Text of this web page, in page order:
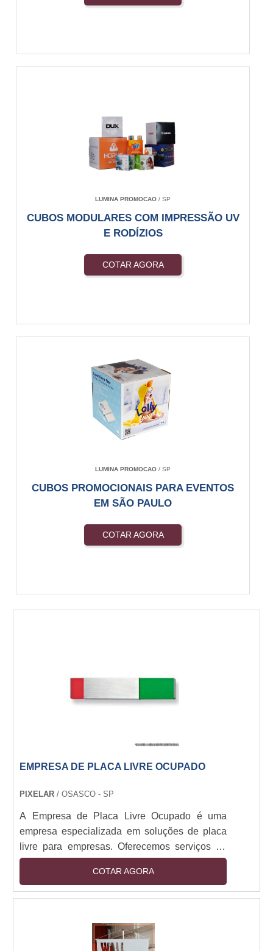
LUMINA PROMOCAO / SP
CUBOS MODULARES COM IMPRESSÃO UV
E RODÍZIOS
COTAR AGORA
LUMINA PROMOCAO / SP
CUBOS PROMOCIONAIS PARA EVENTOS
EM SÃO PAULO
COTAR AGORA
EMPRESA DE PLACA LIVRE OCUPADO
PIXELAR/ OSASCO - SP
A Empresa de Placa Livre Ocupado é uma
empresa especializada em soluções de placa
livre para empresas. Oferecemos serviços de
placa livre para empresas de todos os
tamanhos, desde pequenas empresas até
grandes corporações. Nossa equipe de
para garantir que nossos clientes obtenham o
melhor serviço possível. Nossos serviços
COTAR AGORA